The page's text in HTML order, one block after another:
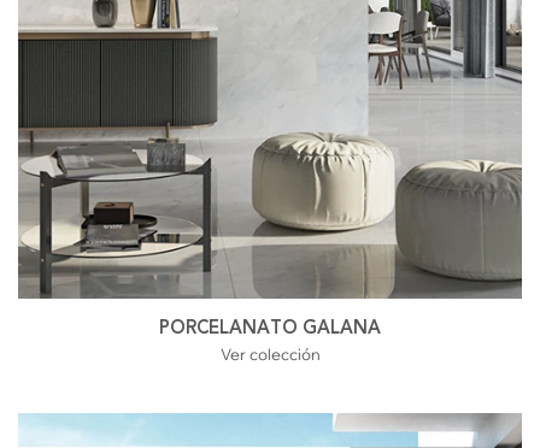
PORCELANATO GALANA
Ver colección